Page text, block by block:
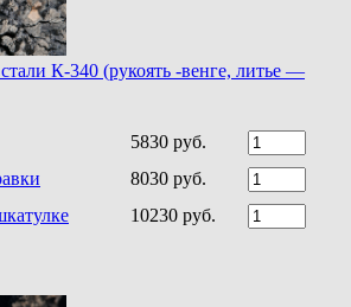
К-340 (рукоять -венге, литье —
5830 руб.
8030 руб.
10230 руб.